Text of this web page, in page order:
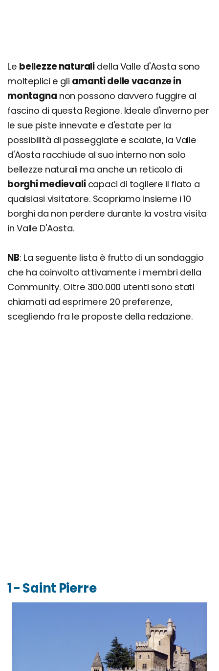
Le bellezze naturali della Valle d'Aosta sono
molteplici e gli amanti delle vacanze in
montagna non possono davvero fuggire al
fascino di questa Regione. Ideale d'inverno per
le sue piste innevate e d'estate per la
possibilità di passeggiate e scalate, la Valle
d'Aosta racchiude al suo interno non solo
bellezze naturali ma anche un reticolo di
borghi medievalicapaci di togliere il fiato a
qualsiasi visitatore. Scopriamo insieme i 10
borghi da non perdere durante la vostra visita
in Valle D'Aosta.
NB: La seguente lista è frutto di un sondaggio
che ha coinvolto attivamente i membri della
Community. Oltre 300.000 utenti sono stati
chiamati ad esprimere 20 preferenze,
scegliendo fra le proposte della redazione.
1 - Saint Pierre